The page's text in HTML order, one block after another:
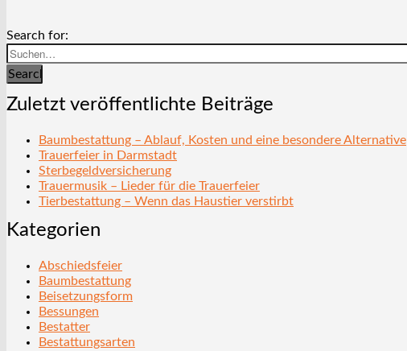
Search for:
Search
Zuletzt veröffentlichte Beiträge
Baumbestattung – Ablauf, Kosten und eine besondere Alternative
Trauerfeier in Darmstadt
Sterbegeldversicherung
Trauermusik – Lieder für die Trauerfeier
Tierbestattung – Wenn das Haustier verstirbt
Kategorien
Abschiedsfeier
Baumbestattung
Beisetzungsform
Bessungen
Bestatter
Bestattungsarten